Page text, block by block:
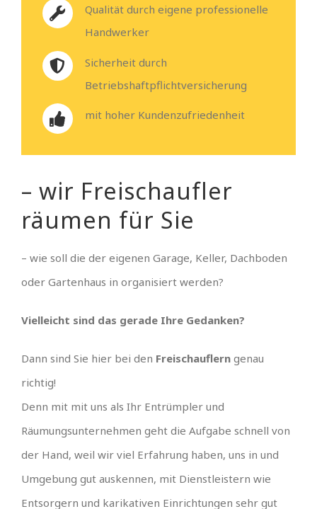
Qualität durch eigene professionelle
Handwerker
Sicherheit durch
Betriebshaftpflichtversicherung
mit hoher Kundenzufriedenheit
– wir Freischaufler
räumen für Sie
– wie soll die der eigenen Garage, Keller, Dachboden
oder Gartenhaus in organisiert werden?
Vielleicht sind das gerade Ihre Gedanken?
Dann sind Sie hier bei den Freischauflern genau
richtig!
Denn mit mit uns als Ihr Entrümpler und
Räumungsunternehmen geht die Aufgabe schnell von
der Hand, weil wir viel Erfahrung haben, uns in und
Umgebung gut auskennen, mit Dienstleistern wie
Entsorgern und karikativen Einrichtungen sehr gut